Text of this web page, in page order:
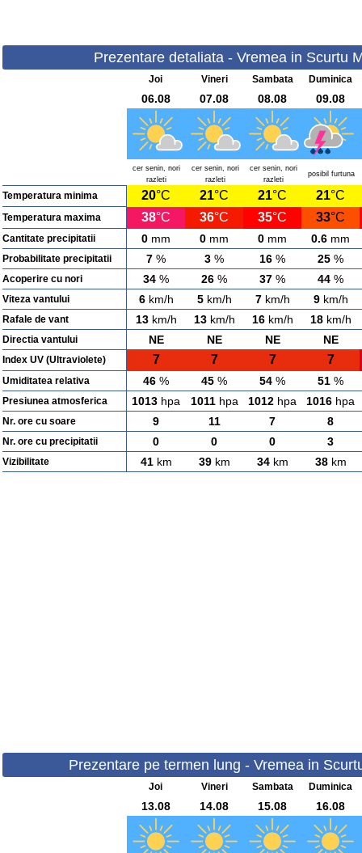
Prezentare detaliata - Vremea in Scurtu
Joi Vineri Sambata Duminica
06.08 07.08 08.08 09.08
cer senin, nori
razleti
cer senin, nori
razleti
cer senin, nori
razleti
posibil furtuna
Temperatura minima 20°C 21°C 21°C 21°C
Temperatura maxima 38°C 36°C 35°C 33°C
Cantitate precipitatii 0 mm 0 mm 0 mm 0.6 mm
Probabilitate precipitatii 7 % 3 % 16 % 25 %
Acoperire cu nori 34 % 26 % 37 % 44 %
Viteza vantului 6km/h 5km/h 7km/h 9km/h
Rafale de vant 13km/h 13km/h 16km/h 18km/h
Directia vantului NE NE NE NE
Index UV (Ultraviolete) 7 7 7 7
Umiditatea relativa 46 % 45 % 54 % 51 %
Presiunea atmosferica 1013 hpa 1011hpa 1012 hpa 1016 hpa
Nr. ore cu soare 9 11 7 8
Nr. ore cu precipitatii 0 0 0 3
Vizibilitate 41km 39km 34km 38km
Prezentare pe termen lung - Vremea in
Joi Vineri Sambata Duminica
13.08 14.08 15.08 16.08